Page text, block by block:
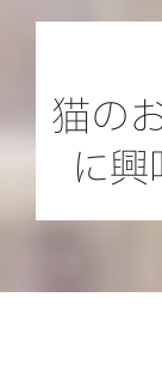
譲渡会
ご支援
猫の
に